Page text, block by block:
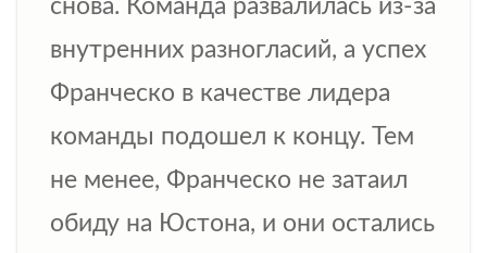
снова. Команда развалилась из-за
внутренних разногласий, а успех
Франческо в качестве лидера
команды подошел к концу. Тем
не менее, Франческо не затаил
обиду на Юстона, и они остались